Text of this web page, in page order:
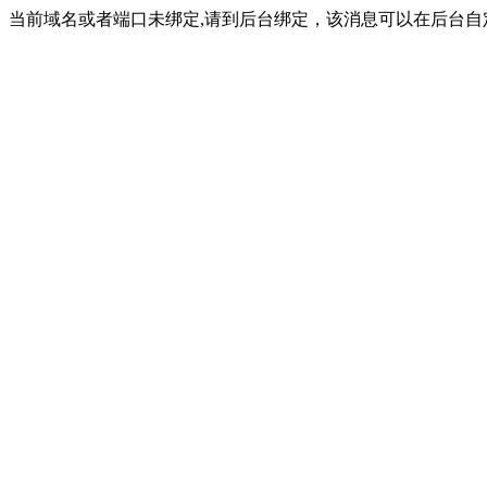
当前域名或者端口未绑定,请到后台绑定，该消息可以在后台自